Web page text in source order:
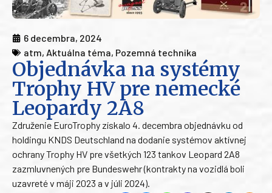
6 decembra, 2024
atm, Aktuálna téma, Pozemná technika
Objednávka na systémy
Trophy HV pre nemecké
Leopardy 2A8
Združenie EuroTrophy získalo 4. decembra objednávku od
holdingu KNDS Deutschland na dodanie systémov aktívnej
ochrany Trophy HV pre všetkých 123 tankov Leopard 2A8
zazmluvnených pre Bundeswehr (kontrakty na vozidlá boli
uzavreté v máji 2023 a v júli 2024).